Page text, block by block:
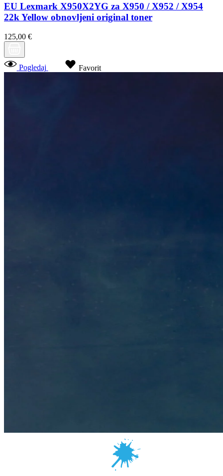
EU Lexmark X950X2YG za X950 / X952 / X954
22k Yellow obnovljeni original toner
125,00 €
Pogledaj Favorit